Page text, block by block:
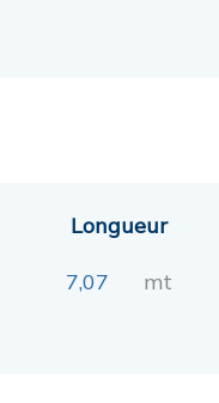
Longueur
7,07 mt